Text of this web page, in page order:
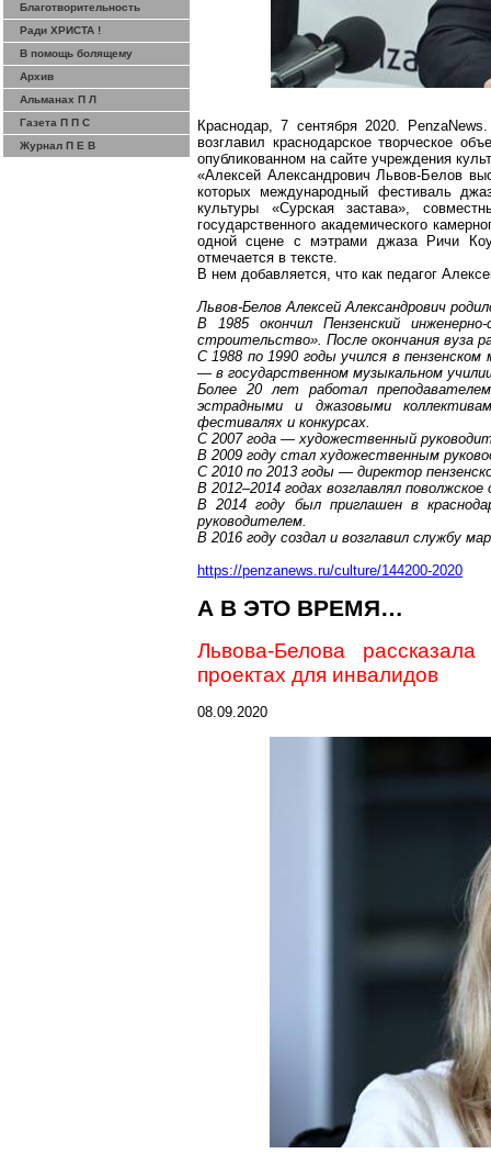
Благотворительность
Ради ХРИСТА !
В помощь болящему
Архив
Альманах П Л
Газета П П С
Журнал П Е В
Краснодар, 7 сентября 2020. PenzaNews.
возглавил краснодарское творческое
опубликованном на сайте учреждения
«Алексей Александрович Львов-Белов
которых международный фестиваль
культуры «Сурскаязастава»,
государственного академического
одной сцене с мэтрами джаза Ричи
отмечается в тексте.
В нем добавляется, что как педагог
Львов-Белов Алексей Александрович
В 1985 окончил Пензенский
строительство». После окончания вуза
С 1988 по 1990 годы учился в
— в государственном музыкальном
Более 20 лет работал
эстрадными и джазовыми
фестивалях и конкурсах.
С 2007 года — художественный
В 2009 году стал художественным
С 2010 по 2013 годы — директор
В 2012–2014 годах возглавлял
В 2014 году был приглашен в
руководителем.
В 2016 году создал и возглавил службу
https://penzanews.ru/culture/144200-2020
А В ЭТО ВРЕМЯ…
Львова-Белова
проектах для инвалидов
08.09.2020